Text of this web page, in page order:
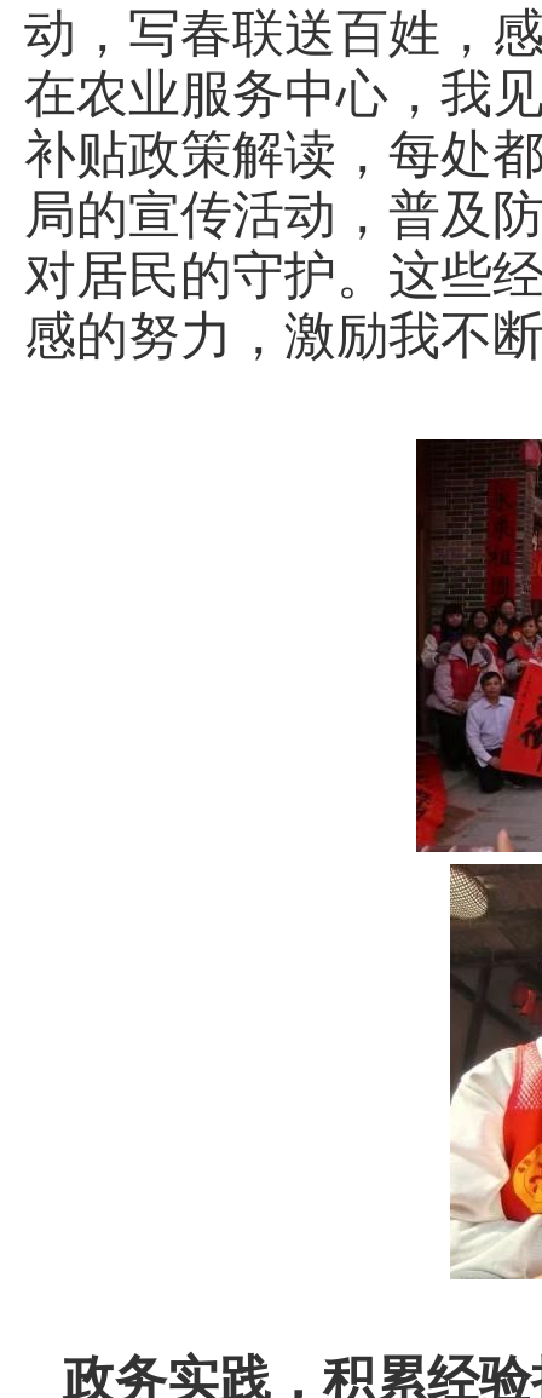
动，写春联送百姓，
在农业服务中心，我
补贴政策解读，每处
局的宣传活动，普及
对居民的守护。这些
感的努力，激励我不
政务实践，积累经